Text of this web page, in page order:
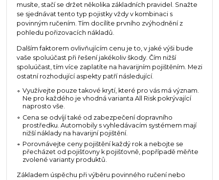
musíte, stačí se držet několika základních pravidel. Snažte
se sjednávat tento typ pojistky vždy v kombinaci s
povinným ručením. Tím docílíte prvního zvýhodnění z
pohledu pořizovacích nákladů.
Dalším faktorem ovlivňujícím cenu je to, v jaké výši bude
vaše spoluúčast při řešení jakékoliv škody. Čím nižší
spoluúčast, tím více zaplatíte na havarijním pojištěním. Mezi
ostatní rozhodující aspekty patří následující.
Využívejte pouze takové krytí, které pro vás má význam.
Ne pro každého je vhodná varianta All Risk pokrývající
naprosto vše.
Cena se odvíjí také od zabezpečení dopravního
prostředku. Automobily s vyhledávacím systémem mají
nižší náklady na havarijní pojištění.
Porovnávejte ceny pojištění každý rok a nebojte se
přecházet od pojišťovny k pojišťovně, popřípadě měňte
zvolené varianty produktů.
Základem úspěchu při výběru povinného ručení nebo